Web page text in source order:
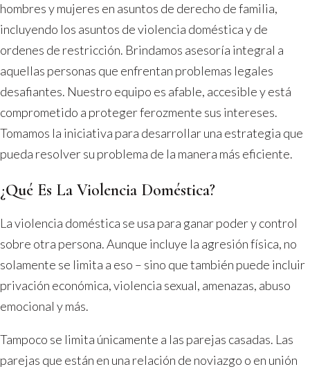
hombres y mujeres en asuntos de derecho de familia,
incluyendo los asuntos de violencia doméstica y de
ordenes de restricción. Brindamos asesoría integral a
aquellas personas que enfrentan problemas legales
desafiantes. Nuestro equipo es afable, accesible y está
comprometido a proteger ferozmente sus intereses.
Tomamos la iniciativa para desarrollar una estrategia que
pueda resolver su problema de la manera más eficiente.
¿Qué Es La Violencia Doméstica?
La violencia doméstica se usa para ganar poder y control
sobre otra persona. Aunque incluye la agresión física, no
solamente se limita a eso – sino que también puede incluir
privación económica, violencia sexual, amenazas, abuso
emocional y más.
Tampoco se limita únicamente a las parejas casadas. Las
parejas que están en una relación de noviazgo o en unión